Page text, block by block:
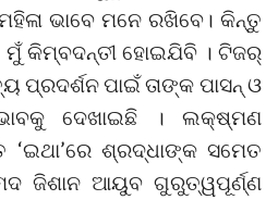
ଭାବେ ମନେ ରଖିବେ। କିନ୍ତୁ
କିମ୍ବଦନ୍ତୀ ହୋଇଯିବି । ଟିଜର୍‌
ପ୍ରଦର୍ଶନ ପାଇଁ ତାଙ୍କ ପାସନ୍‌ ଓ
ଦେଖାଇଛି । ଲକ୍ଷ୍ମଣ
ଶ୍ରଦ୍ଧାଙ୍କ ସମେତ
ଜିଶାନ ଆୟୁବ ଗୁରୁତ୍ୱପୂର୍ଣ୍ଣ